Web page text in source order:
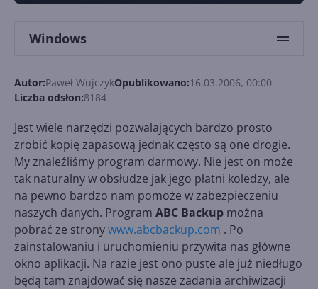
Windows
Autor:Paweł WujczykOpublikowano:16.03.2006, 00:00
Liczba odsłon:8184
Jest wiele narzędzi pozwalających bardzo prosto
zrobić kopię zapasową jednak często są one drogie.
My znaleźliśmy program darmowy. Nie jest on może
tak naturalny w obsłudze jak jego płatni koledzy, ale
na pewno bardzo nam pomoże w zabezpieczeniu
naszych danych. Program ABC Backup można
pobrać ze stronywww.abcbackup.com . Po
zainstalowaniu i uruchomieniu przywita nas główne
okno aplikacji. Na razie jest ono puste ale już niedługo
będą tam znajdować się nasze zadania archiwizacji